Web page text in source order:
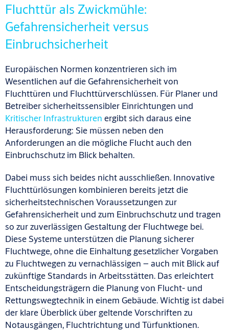
Fluchttür als Zwickmühle:
Gefahrensicherheit versus
Einbruchsicherheit
Europäischen Normen konzentrieren sich im
Wesentlichen auf die Gefahrensicherheit von
Fluchttüren und Fluchttürverschlüssen. Für Planer und
Betreiber sicherheitssensibler Einrichtungen und
Kritischer Infrastrukturen ergibt sich daraus eine
Herausforderung: Sie müssen neben den
Anforderungen an die mögliche Flucht auch den
Einbruchschutz im Blick behalten.
Dabei muss sich beides nicht ausschließen. Innovative
Fluchttürlösungen kombinieren bereits jetzt die
sicherheitstechnischen Voraussetzungen zur
Gefahrensicherheit und zum Einbruchschutz und tragen
so zur zuverlässigen Gestaltung der Fluchtwege bei.
Diese Systeme unterstützen die Planung sicherer
Fluchtwege, ohne die Einhaltung gesetzlicher Vorgaben
zu Fluchtwegen zu vernachlässigen – auch mit Blick auf
zukünftige Standards in Arbeitsstätten. Das erleichtert
Entscheidungsträgern die Planung von Flucht- und
Rettungswegtechnik in einem Gebäude. Wichtig ist dabei
der klare Überblick über geltende Vorschriften zu
Notausgängen, Fluchtrichtung und Türfunktionen.